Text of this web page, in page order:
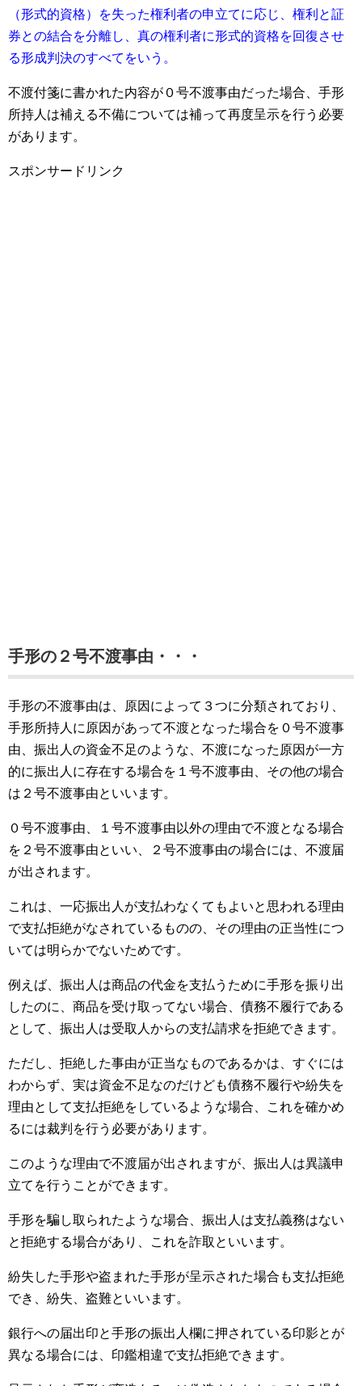
（形式的資格）を失った権利者の申立てに応じ、権利と証
券との結合を分離し、真の権利者に形式的資格を回復させ
る形成判決のすべてをいう。
不渡付箋に書かれた内容が０号不渡事由だった場合、手形
所持人は補える不備については補って再度呈示を行う必要
があります。
スポンサードリンク
手形の２号不渡事由・・・
手形の不渡事由は、原因によって３つに分類されており、
手形所持人に原因があって不渡となった場合を０号不渡事
由、振出人の資金不足のような、不渡になった原因が一方
的に振出人に存在する場合を１号不渡事由、その他の場合
は２号不渡事由といいます。
０号不渡事由、１号不渡事由以外の理由で不渡となる場合
を２号不渡事由といい、２号不渡事由の場合には、不渡届
が出されます。
これは、一応振出人が支払わなくてもよいと思われる理由
で支払拒絶がなされているものの、その理由の正当性につ
いては明らかでないためです。
例えば、振出人は商品の代金を支払うために手形を振り出
したのに、商品を受け取ってない場合、債務不履行である
として、振出人は受取人からの支払請求を拒絶できます。
ただし、拒絶した事由が正当なものであるかは、すぐには
わからず、実は資金不足なのだけども債務不履行や紛失を
理由として支払拒絶をしているような場合、これを確かめ
るには裁判を行う必要があります。
このような理由で不渡届が出されますが、振出人は異議申
立てを行うことができます。
手形を騙し取られたような場合、振出人は支払義務はない
と拒絶する場合があり、これを詐取といいます。
紛失した手形や盗まれた手形が呈示された場合も支払拒絶
でき、紛失、盗難といいます。
銀行への届出印と手形の振出人欄に押されている印影とが
異なる場合には、印鑑相違で支払拒絶できます。